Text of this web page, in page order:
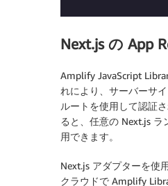
Next.js の App
Amplify JavaScript
れにより、サーバーサ
ルートを使用して認証
ると、任意の Next.js ラ
用できます。
Next.js アダプターを使
クラウドで Amplify